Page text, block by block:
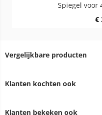
Spiegel voor
€
Vergelijkbare producten
Klanten kochten ook
Klanten bekeken ook